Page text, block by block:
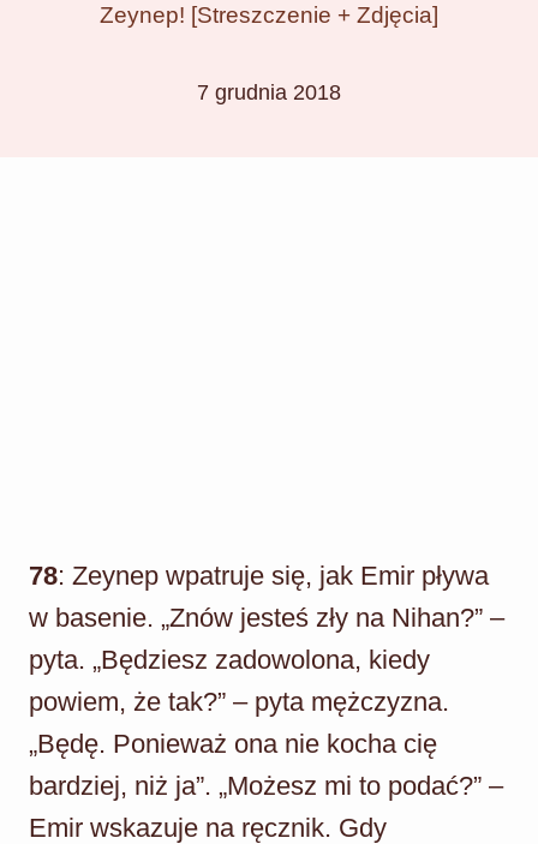
Zeynep! [Streszczenie + Zdjęcia]
7 grudnia 2018
78: Zeynep wpatruje się, jak Emir pływa
w basenie. „Znów jesteś zły na Nihan?” –
pyta. „Będziesz zadowolona, kiedy
powiem, że tak?” – pyta mężczyzna.
„Będę. Ponieważ ona nie kocha cię
bardziej, niż ja”. „Możesz mi to podać?” –
Emir wskazuje na ręcznik. Gdy